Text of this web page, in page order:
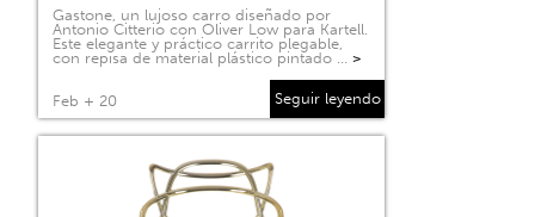
Gastone, un lujoso carro diseñado por
Antonio Citterio con Oliver Low para Kartell.
Este elegante y práctico carrito plegable,
con repisa de material plástico pintado … >
Feb + 20 Seguir leyendo